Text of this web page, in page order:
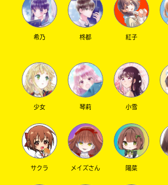
希乃 柊都 紅子
少女 琴莉 小雪
サクラ メイズさん 陽菜